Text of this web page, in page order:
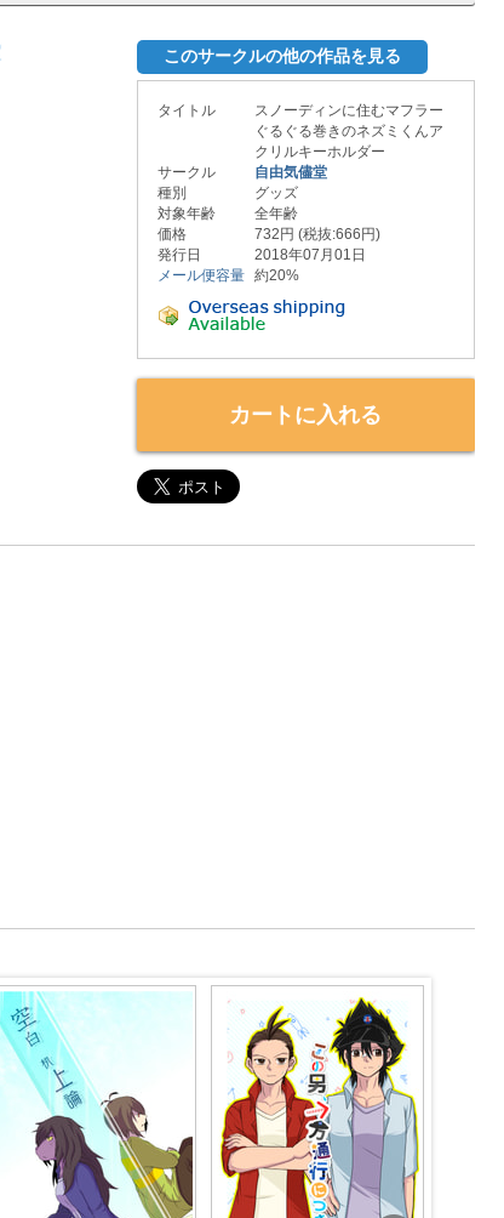
このサークルの他の作品を見る
タイトル
スノーディンに住むマフラー
ぐるぐる巻きのネズミくんア
クリルキーホルダー
サークル
自由気儘堂
種別
グッズ
対象年齢
全年齢
価格
732円 (税抜:666円)
発行日
2018年07月01日
メール便容量 約20%
カートに入れる